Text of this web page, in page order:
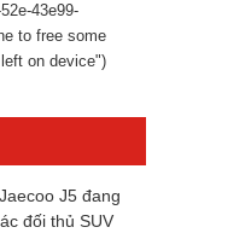
43e99-
to free some
on device")
J5 đang
đối thủ SUV